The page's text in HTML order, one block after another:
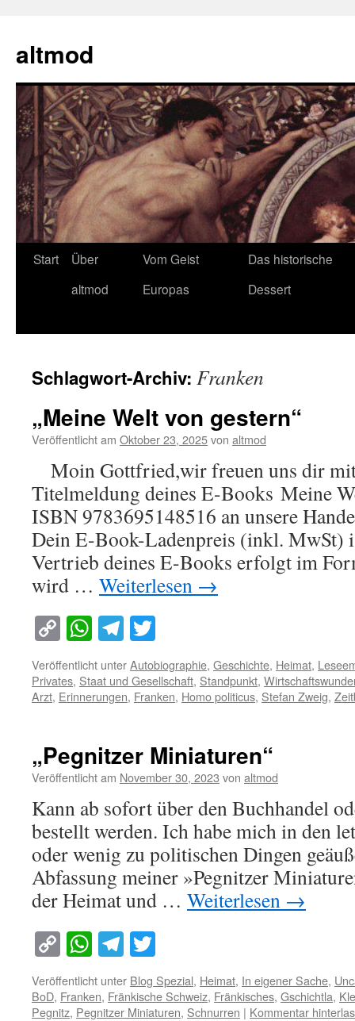
springen
altmod
Start
Über
altmod
Vom Geist
Europas
Das historische
Dessert
Schlagwort-Archiv: Franken
„Meine Welt von gestern“
Veröffentlicht am Oktober 23, 2025von altmod
Moin Gottfried,wir freuen uns dir
Titelmeldung deines E-Books Meine
ISBN 9783695148516 an unsere
Dein E-Book-Ladenpreis (inkl. MwSt)
Vertrieb deines E-Books erfolgt im
wird … Weiterlesen →
Copy
Link
WhatsApp
Telegram
Veröffentlicht unterAutobiographie, Geschichte, Heimat,
Privates, Staat und Gesellschaft, Standpunkt,
Arzt, Erinnerungen, Franken, Homo politicus, Stefan Zweig,
„Pegnitzer Miniaturen“
Veröffentlicht am November 30, 2023 von altmod
Kann ab sofort über den Buchhandel
bestellt werden. Ich habe mich in den
oder wenig zu politischen Dingen
Abfassung meiner »Pegnitzer
der Heimat und … Weiterlesen →
Copy
Link
WhatsApp
Telegram
Veröffentlicht unter Blog Spezial, Heimat, In eigener Sache,
BoD, Franken, Fränkische Schweiz, Fränkisches, Gschichtla,
Pegnitz, Pegnitzer Miniaturen, Schnurren | Kommentar